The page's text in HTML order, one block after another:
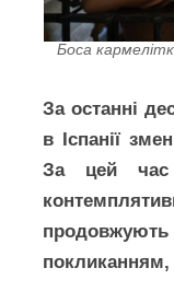
Боса
За останні
в Іспанії
За цей час
покликанням,